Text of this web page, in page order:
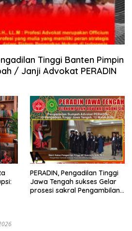
Tinggi Banten Pimpin
/ Janji Advokat PERADIN
PERADIN, Pengadilan Tinggi
Jawa Tengah sukses Gelar
prosesi sakral Pengambilan